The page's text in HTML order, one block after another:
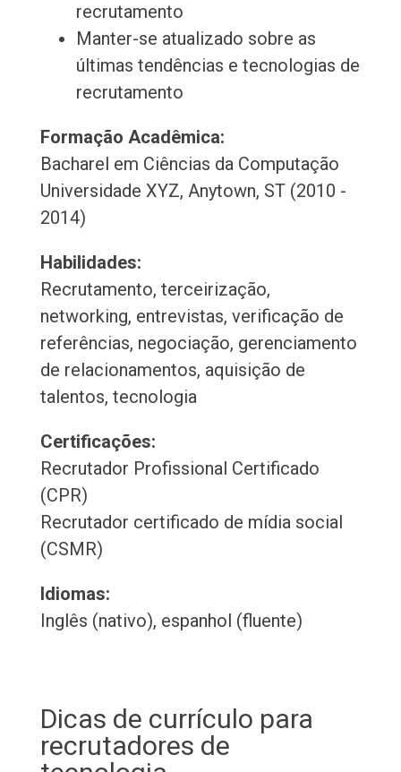
recrutamento
Manter-se atualizado sobre as
últimas tendências e tecnologias de
recrutamento
Formação Acadêmica:
Bacharel em Ciências da Computação
Universidade XYZ, Anytown, ST (2010 -
2014)
Habilidades:
Recrutamento, terceirização,
networking, entrevistas, verificação de
referências, negociação, gerenciamento
de relacionamentos, aquisição de
talentos, tecnologia
Certificações:
Recrutador Profissional Certificado
(CPR)
Recrutador certificado de mídia social
(CSMR)
Idiomas:
Inglês (nativo), espanhol (fluente)
Dicas de currículo para
recrutadores de